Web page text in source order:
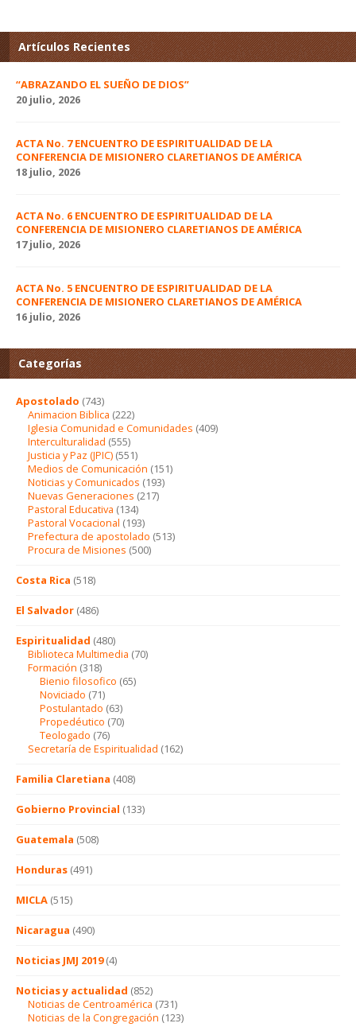
Artículos Recientes
“ABRAZANDO EL SUEÑO DE DIOS”
20 julio, 2026
ACTA No. 7 ENCUENTRO DE ESPIRITUALIDAD DE LA
CONFERENCIA DE MISIONERO CLARETIANOS DE AMÉRICA
18 julio, 2026
ACTA No. 6 ENCUENTRO DE ESPIRITUALIDAD DE LA
CONFERENCIA DE MISIONERO CLARETIANOS DE AMÉRICA
17 julio, 2026
ACTA No. 5 ENCUENTRO DE ESPIRITUALIDAD DE LA
CONFERENCIA DE MISIONERO CLARETIANOS DE AMÉRICA
16 julio, 2026
Categorías
Apostolado (743)
Animacion Biblica (222)
Iglesia Comunidad e Comunidades (409)
Interculturalidad (555)
Justicia y Paz (JPIC) (551)
Medios de Comunicación (151)
Noticias y Comunicados (193)
Nuevas Generaciones (217)
Pastoral Educativa (134)
Pastoral Vocacional (193)
Prefectura de apostolado (513)
Procura de Misiones (500)
Costa Rica (518)
El Salvador (486)
Espiritualidad (480)
Biblioteca Multimedia (70)
Formación (318)
Bienio filosofico (65)
Noviciado (71)
Postulantado (63)
Propedéutico (70)
Teologado (76)
Secretaría de Espiritualidad (162)
Familia Claretiana (408)
Gobierno Provincial (133)
Guatemala (508)
Honduras (491)
MICLA (515)
Nicaragua (490)
Noticias JMJ 2019(4)
Noticias y actualidad (852)
Noticias de Centroamérica (731)
Noticias de la Congregación (123)